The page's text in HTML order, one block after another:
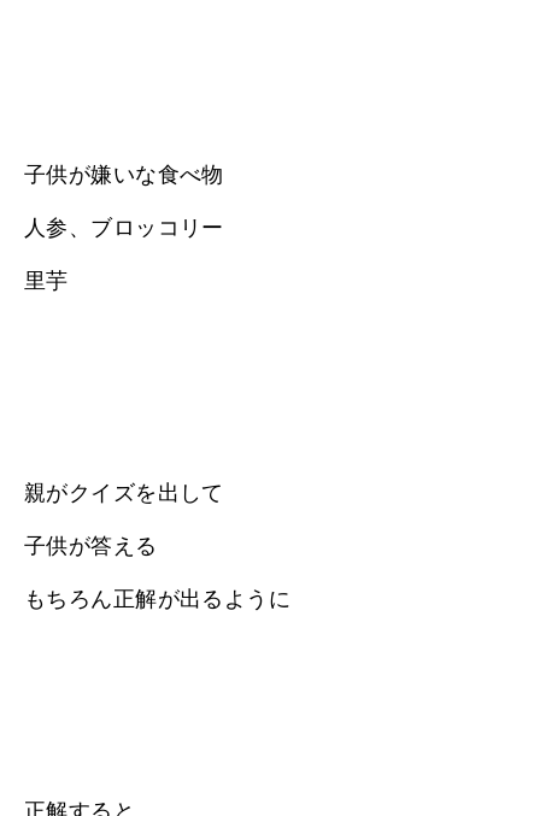
子供が嫌いな食べ物
人参、ブロッコリー
里芋
親がクイズを出して
子供が答える
もちろん正解が出るように